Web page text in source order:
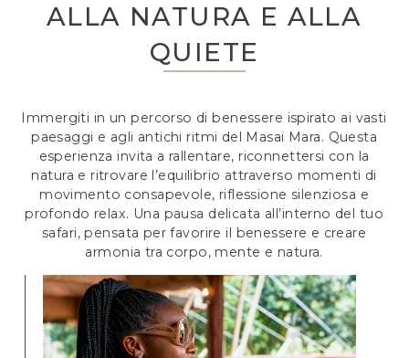
ALLA NATURA E ALLA
QUIETE
Immergiti in un percorso di benessere ispirato ai vasti
paesaggi e agli antichi ritmi del Masai Mara. Questa
esperienza invita a rallentare, riconnettersi con la
natura e ritrovare l’equilibrio attraverso momenti di
movimento consapevole, riflessione silenziosa e
profondo relax. Una pausa delicata all’interno del tuo
safari, pensata per favorire il benessere e creare
armonia tra corpo, mente e natura.